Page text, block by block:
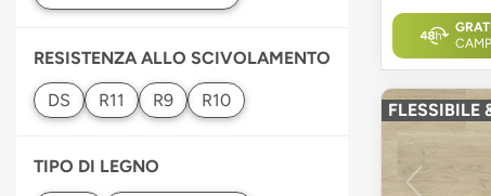
RESISTENZA ALLO SCIVOLAMENTO
TIPO DI LEGNO
FLESSIBILE